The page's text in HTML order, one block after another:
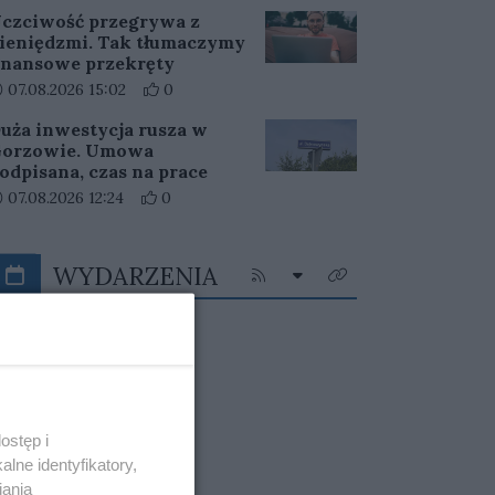
przegrywa z
Tak tłumaczymy
przekręty
dodania artykułu:
07.08.2026 15:02 Liczba pozytywnych reakcji użytkowników do
0
inwestycja rusza w
Umowa
czas na prace
dodania artykułu:
07.08.2026 12:24 Liczba pozytywnych reakcji użytkowników do
0
WYDARZENIA Kliknij aby przejść do kanału RSS
Rozwiń listę kategorii
Kliknij aby zobaczyć
i
identyfikatory,